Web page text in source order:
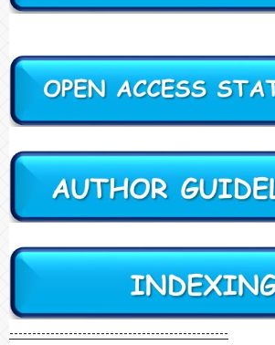
------------------------------------------------